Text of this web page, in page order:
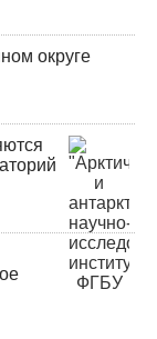
округе